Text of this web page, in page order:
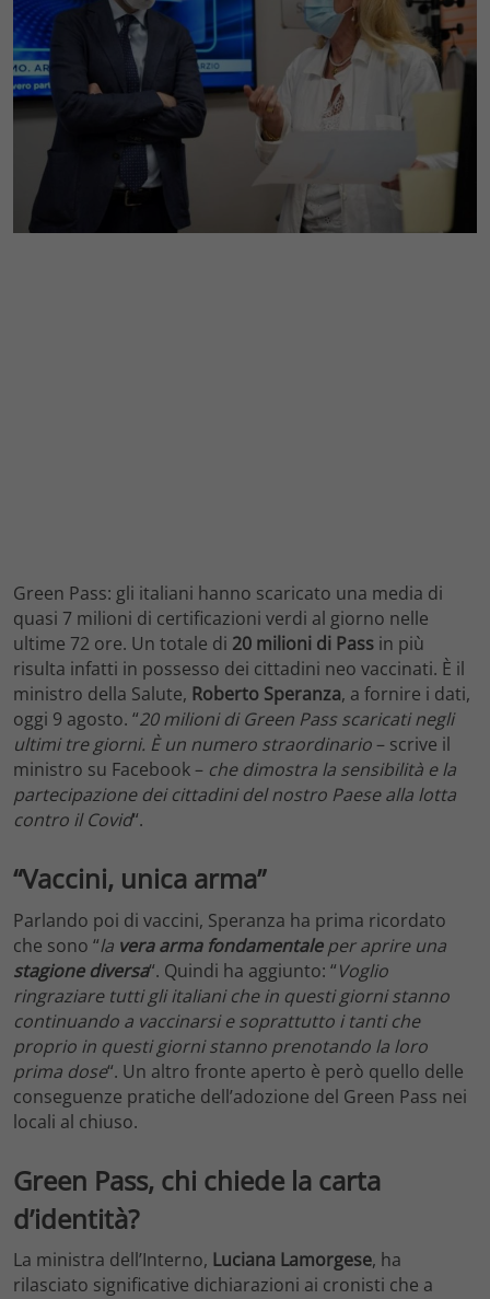
Green Pass: gli italiani hanno scaricato una media di
quasi 7 milioni di certificazioni verdi al giorno nelle
ultime 72 ore. Un totale di 20 milioni di Pass in più
risulta infatti in possesso dei cittadini neo vaccinati. È il
ministro della Salute, Roberto Speranza, a fornire i dati,
oggi 9 agosto. “20 milioni di Green Pass scaricati negli
ultimi tre giorni. È un numero straordinario– scrive il
ministro su Facebook – che dimostra la sensibilità e la
partecipazione dei cittadini del nostro Paese alla lotta
contro il Covid“.
“Vaccini, unica arma”
Parlando poi di vaccini, Speranza ha prima ricordato
che sono “la vera arma fondamentaleper aprire una
stagione diversa“. Quindi ha aggiunto: “Voglio
ringraziare tutti gli italiani che in questi giorni stanno
continuando a vaccinarsi e soprattutto i tanti che
proprio in questi giorni stanno prenotando la loro
prima dose“. Un altro fronte aperto è però quello delle
conseguenze pratiche dell’adozione del Green Pass nei
locali al chiuso.
Green Pass, chi chiede la carta
d’identità?
La ministra dell’Interno, Luciana Lamorgese, ha
rilasciato significative dichiarazioni ai cronisti che a